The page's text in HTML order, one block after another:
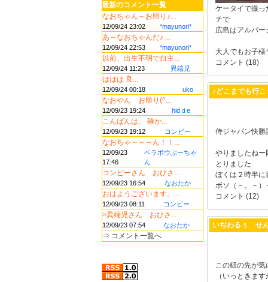
最新のコメント一覧
なおちゃん～お帰り♪...
12/09/24 23:02 *mayunori*
あ～なおちゃんだ♪ ...
12/09/24 22:53 *mayunori*
以前、出生不明で自主...
12/09/24 11:23 異端児
ははは 良...
12/09/24 00:18 uko
なおやん お帰り(^...
12/09/23 19:24 hidｄe
こんばんは、 確か...
12/09/23 19:12 コンビー
なおちゃ～～～ん！！...
12/09/23
17:46
ベラボウぶーちゃ
ん
コンビーさん おひさ...
12/09/23 16:54 なおたか
おはようございます。...
12/09/23 08:11 コンビー
>異端児さん おひさ...
12/09/23 07:54 なおたか
⇒ コメント一覧へ
ケータイで撮
チで
広島はアルパ
大人でもお子
コメント (18)
♪どこまでも行こ
侍ジャパン快勝
やりましたね
とりました
ぼくは２時半に
ボソ（－。－
コメント (12)
いぢわるぅ せ
この紐の先が
（いっときま